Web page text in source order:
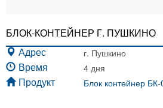
БЛОК-КОНТЕЙНЕР Г. ПУШКИНО
Адрес г. Пушкино
Время 4 дня
Продукт Блок контейнер